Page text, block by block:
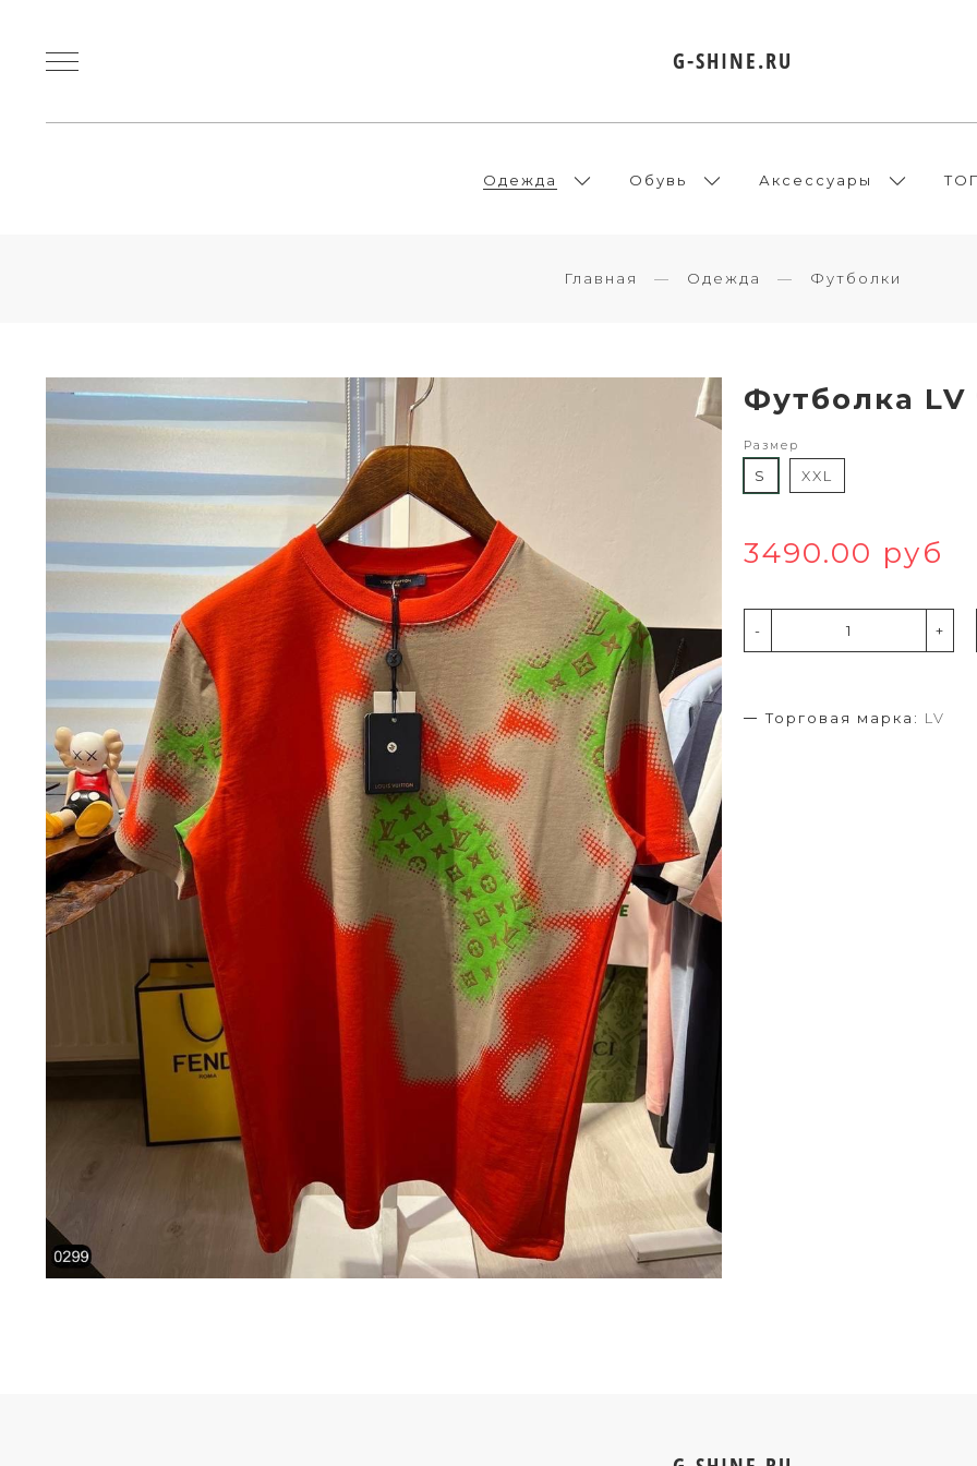
G-SHINE.RU
Одежда Обувь Аксессуары
Главная Одежда Футболки
Футболка LV
Размер
S XXL
3490.00 руб
- +
Торговая марка: LV